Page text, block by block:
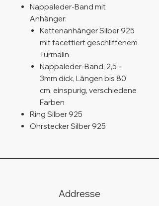
Nappaleder-Band mit
Anhänger:
Kettenanhänger Silber 925
mit facettiert geschliffenem
Turmalin
Nappaleder-Band, 2,5 -
3mm dick, Längen bis 80
cm, einspurig, verschiedene
Farben
Ring Silber 925
Ohrstecker Silber 925
Addresse